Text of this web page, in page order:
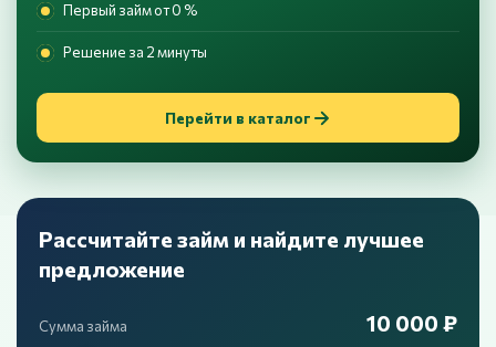
Первый займ от 0 %
Решение за 2 минуты
Перейти в каталог
Рассчитайте займ и найдите лучшее
предложение
Сумма займа 10 000 ₽